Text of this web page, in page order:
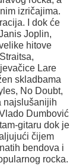
izričajima.
I dok će
Joplin,
hitove
Lare
skladbama
No Doubt,
najslušanijih
Dumbović
gitaru dok je
čijem
bendova i
rocka.